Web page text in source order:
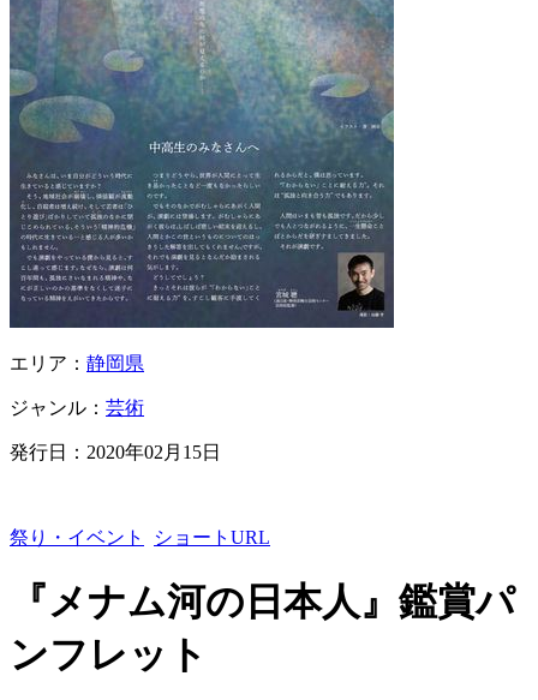
エリア： 静岡県
ジャンル： 芸術
発行日： 2020年02月15日
祭り・イベント ショートURL
『メナム河の日本人』鑑賞パ
ンフレット